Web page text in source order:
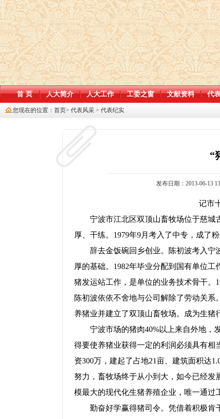
首 页 人大简介 人大工作 工委之窗 文献资料 代
您现在的位置： 首页> 代表风采 > 代表纪实
“
发布日期：2013-06-13
记市
宁波市江北区双顶山畜牧场位于慈城
厚、干练。 1979年9月考入了中专，成了
辞去金饭碗回乡创业。陈初波考入宁
厚的基础。 1982年毕业分配到国有单位工
猪发运站工作，是单位的业务技术骨干。
陈初波依依不舍地与公司解除了劳动关
养猪业并建立了双顶山畜牧场。成为生猪
宁波市场的猪肉40%以上来自外地，
得要使养猪业获得一定的利润必须具有
资300万，建起了占地21亩、建筑面积达
努力，畜牧场终于从小到大，如今已经
模最大的现代化生猪养殖企业，唯一通过
勤奋好学赢得猪司令。凭借着积极肯